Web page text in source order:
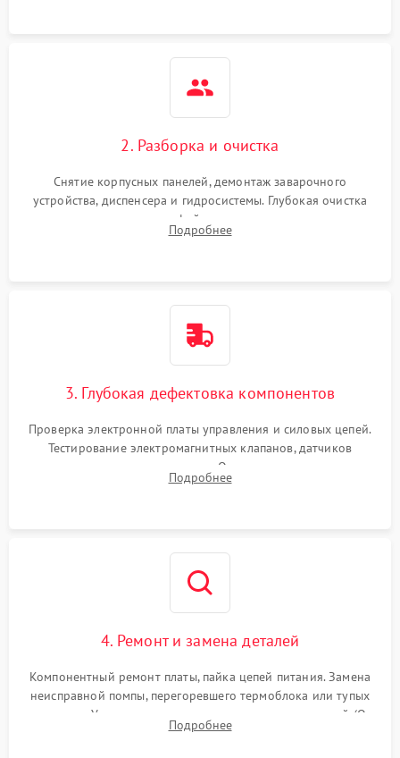
2. Разборка и очистка
Снятие корпусных панелей, демонтаж заварочного
устройства, диспенсера и гидросистемы. Глубокая очистка
внутренних узлов от кофейных масел, жмыха и накипи.
Промывка дренажных каналов и фильтров с использованием
Подробнее
3. Глубокая дефектовка компонентов
Проверка электронной платы управления и силовых цепей.
Тестирование электромагнитных клапанов, датчиков
температуры и расходомера. Оценка степени износа
жерновов кофемолки, уплотнительных колец гидросистемы
Подробнее
4. Ремонт и замена деталей
Компонентный ремонт платы, пайка цепей питания. Замена
неисправной помпы, перегоревшего термоблока или тупых
жерновов. Установка новых силиконовых уплотнителей (O-
ring) и тефлоновых трубок для надежного устранения
Подробнее